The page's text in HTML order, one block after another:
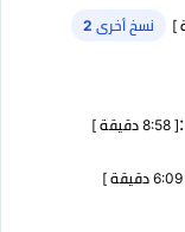
نسخ أخرى 2
:[ 8:58 دقيقة ]